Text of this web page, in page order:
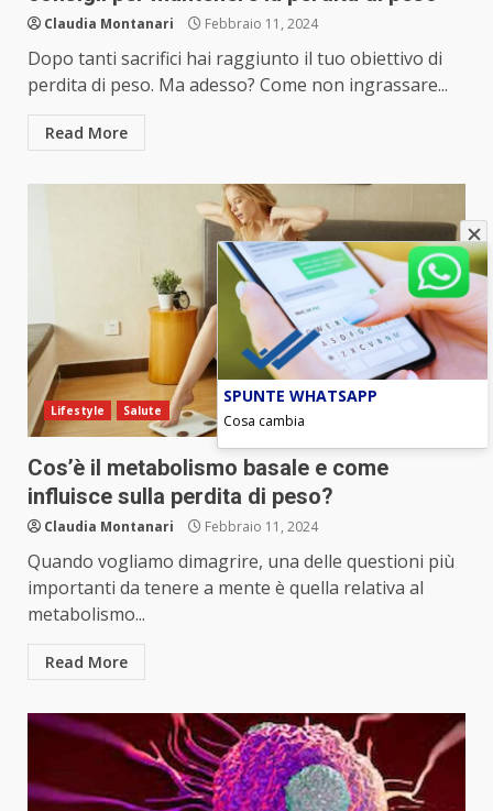
Claudia Montanari Febbraio 11, 2024
Dopo tanti sacrifici hai raggiunto il tuo obiettivo di
perdita di peso. Ma adesso? Come non ingrassare...
Read More
Lifestyle Salute
Cos’è il metabolismo basale e come
influisce sulla perdita di peso?
Claudia Montanari Febbraio 11, 2024
Quando vogliamo dimagrire, una delle questioni più
importanti da tenere a mente è quella relativa al
metabolismo...
Read More
SPUNTE WHATSAPP
Cosa cambia